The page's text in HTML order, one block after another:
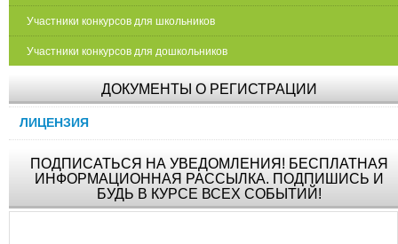
Участники конкурсов для школьников
Участники конкурсов для дошкольников
ДОКУМЕНТЫ О РЕГИСТРАЦИИ
ЛИЦЕНЗИЯ
ПОДПИСАТЬСЯ НА УВЕДОМЛЕНИЯ! БЕСПЛАТНАЯ
ИНФОРМАЦИОННАЯ РАССЫЛКА. ПОДПИШИСЬ И
БУДЬ В КУРСЕ ВСЕХ СОБЫТИЙ!